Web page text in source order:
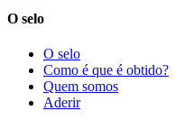
O selo
O selo
Como é que é obtido?
Quem somos
Aderir